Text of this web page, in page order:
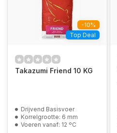
-10%
Top Deal
Takazumi Friend 10 KG
Drijvend Basisvoer
Korrelgrootte: 6 mm
Voeren vanaf: 12 ºC